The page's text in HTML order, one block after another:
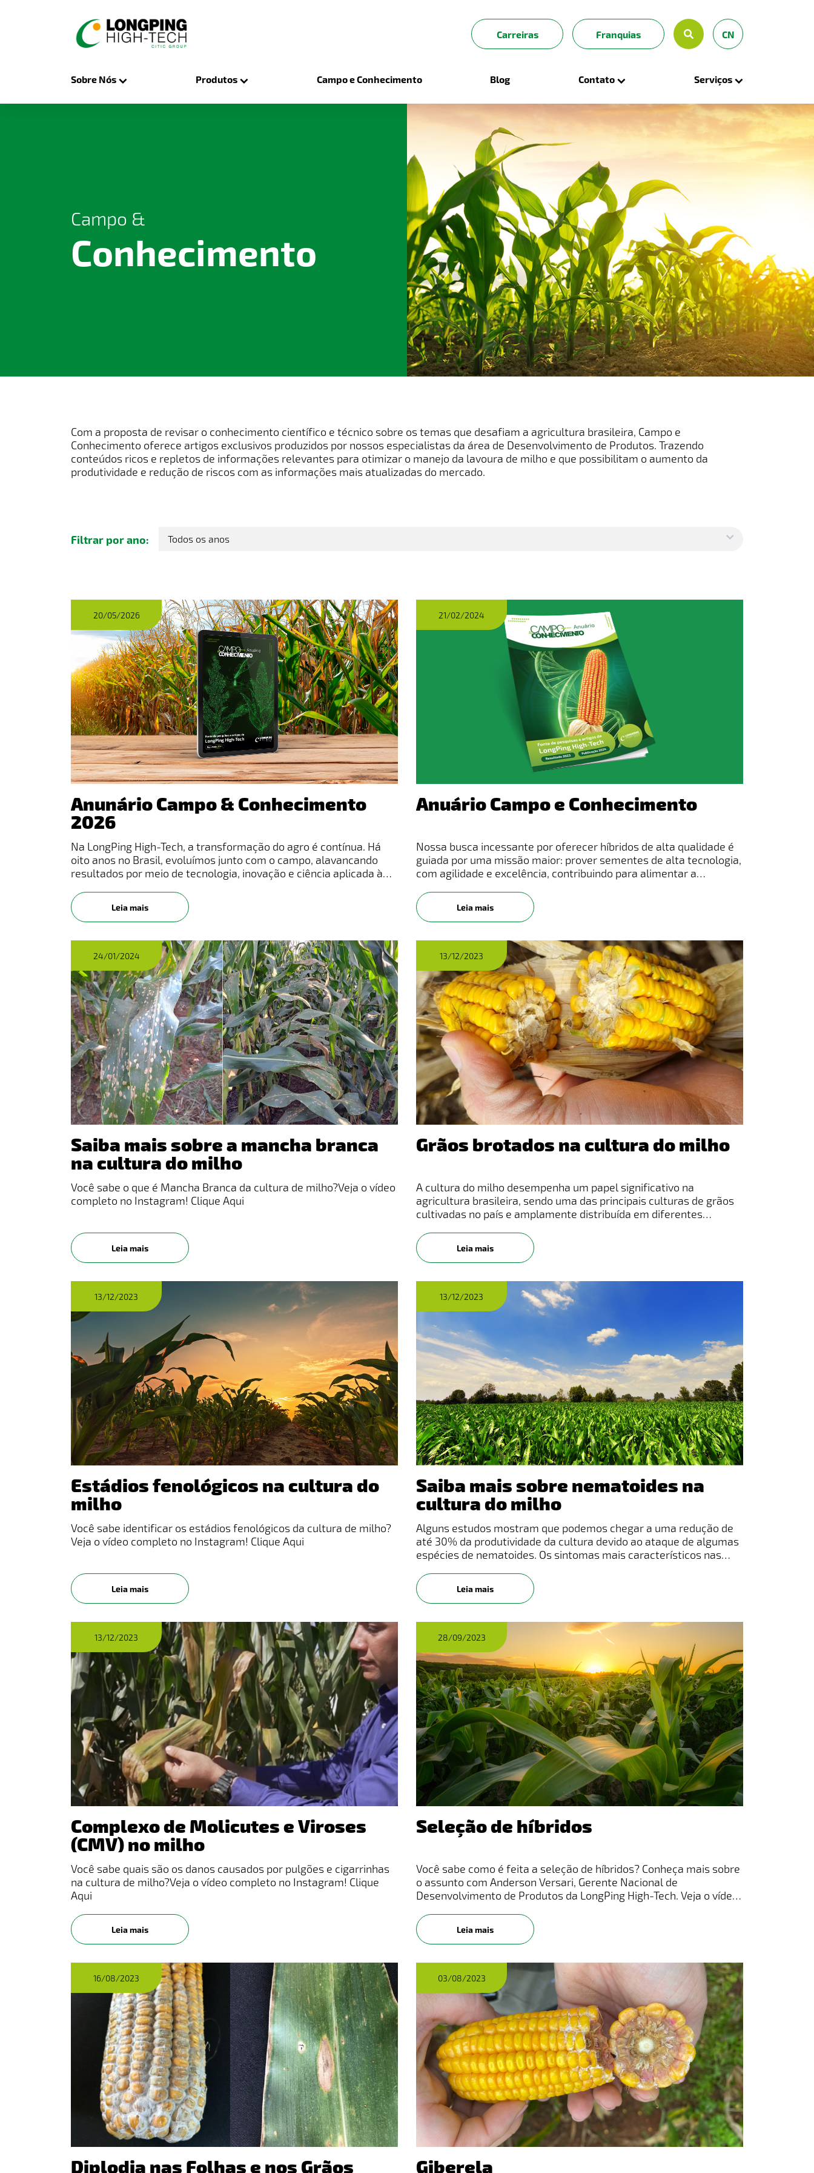
Carreiras Franquias CN
Sobre Nós Produtos Campo e Conhecimento Blog Contato Serviços
Campo &
Conhecimento
Com a proposta de revisar o conhecimento científico e técnico sobre os temas que desafiam a agricultura brasileira, Campo e
Conhecimento oferece artigos exclusivos produzidos por nossos especialistas da área de Desenvolvimento de Produtos. Trazendo
conteúdos ricos e repletos de informações relevantes para otimizar o manejo da lavoura de milho e que possibilitam o aumento da
produtividade e redução de riscos com as informações mais atualizadas do mercado.
Filtrar por ano:
20/05/2026
Anunário Campo & Conhecimento
2026
Na LongPing High-Tech, a transformação do agro é contínua. Há
oito anos no Brasil, evoluímos junto com o campo, alavancando
resultados por meio de tecnologia, inovação e ciência aplicada à
soluç
Leia mais
21/02/2024
Anuário Campo e Conhecimento
Nossa busca incessante por oferecer híbridos de alta qualidade é
guiada por uma missão maior: prover sementes de alta tecnologia,
com agilidade e excelência, contribuindo para alimentar a
maio
Leia mais
24/01/2024
Saiba mais sobre a mancha branca
na cultura do milho
Você sabe o que é Mancha Branca da cultura de milho?​Veja o vídeo
completo no Instagram! Clique Aqui
Leia mais
13/12/2023
Grãos brotados na cultura do milho
A cultura do milho desempenha um papel significativo na
agricultura brasileira, sendo uma das principais culturas de grãos
cultivadas no país e amplamente distribuída em diferentes
em grande
Leia mais
13/12/2023
Estádios fenológicos na cultura do
milho
Você sabe identificar os estádios fenológicos da cultura de milho?​
Veja o vídeo completo no Instagram! Clique Aqui
Leia mais
13/12/2023
Saiba mais sobre nematoides na
cultura do milho
Alguns estudos mostram que podemos chegar a uma redução de
até 30% da produtividade da cultura devido ao ataque de algumas
espécies de nematoides. Os sintomas mais característicos nas
plantas
Leia mais
13/12/2023
Complexo de Molicutes e Viroses
(CMV) no milho
Você sabe quais são os danos causados por pulgões e cigarrinhas
na cultura de milho?​Veja o vídeo completo no Instagram! Clique
Aqui
Leia mais
28/09/2023
Seleção de híbridos
Você sabe como é feita a seleção de híbridos? Conheça mais sobre
o assunto com Anderson Versari, Gerente Nacional de
Desenvolvimento de Produtos da LongPing High-Tech. Veja o vídeo
Leia mais
16/08/2023
Diplodia nas Folhas e nos Grãos
03/08/2023
Giberela